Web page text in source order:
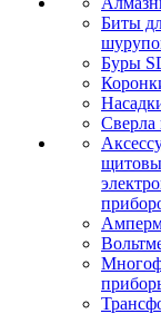
Биты
Буры
Сверла